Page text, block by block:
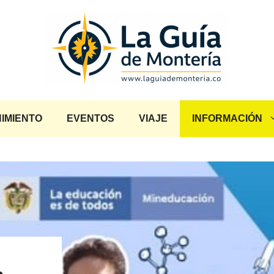
EVENTOS VIAJE INFORMACIÓN